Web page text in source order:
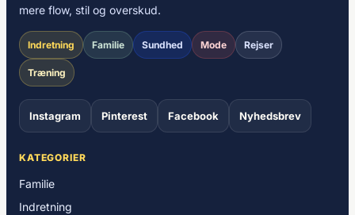
mere flow, stil og overskud.
Indretning Familie Sundhed Mode Rejser
Træning
Instagram Pinterest Facebook Nyhedsbrev
KATEGORIER
Familie
Indretning